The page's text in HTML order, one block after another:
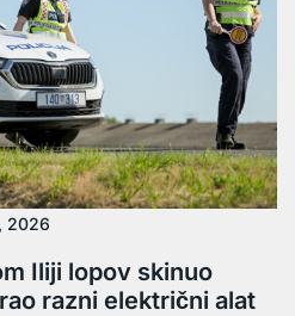
2026
Iliji lopov skinuo
razni električni alat